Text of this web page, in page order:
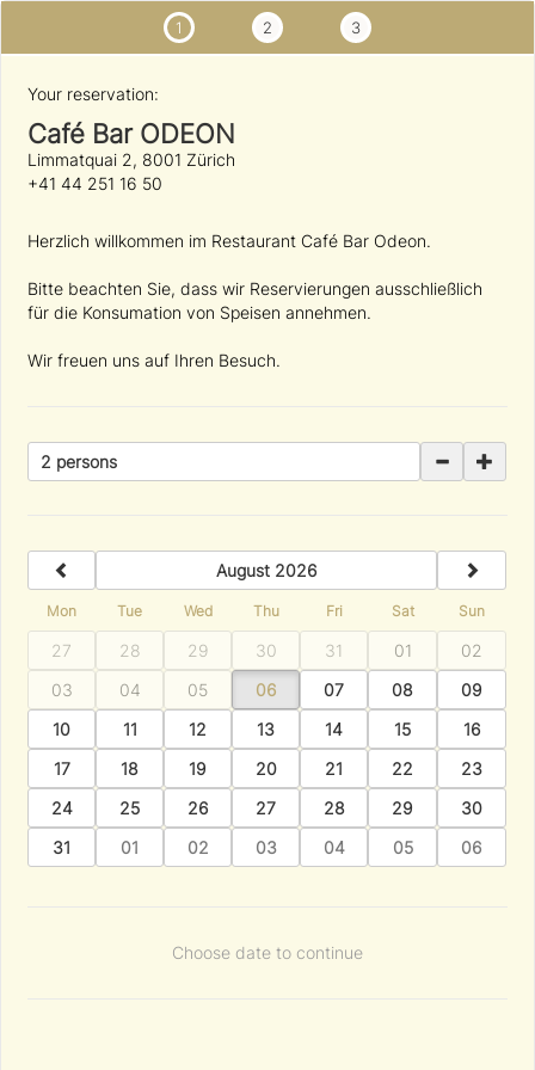
1 2 3
Your reservation:
Café Bar ODEON
Limmatquai 2, 8001 Zürich
+41 44 251 16 50
Herzlich willkommen im Restaurant Café Bar Odeon.
Bitte beachten Sie, dass wir Reservierungen ausschließlich
für die Konsumation von Speisen annehmen.
Wir freuen uns auf Ihren Besuch.
2 persons
August 2026
Mon Tue Wed Thu Fri Sat Sun
27 28 29 30 31 01
02
03
04 05 06 07 08
09
10
11 12 13 14 15
16
17
18 19 20 21 22
23
24
25 26 27 28 29
30
31
01 02 03 04 05 06
Choose date to continue